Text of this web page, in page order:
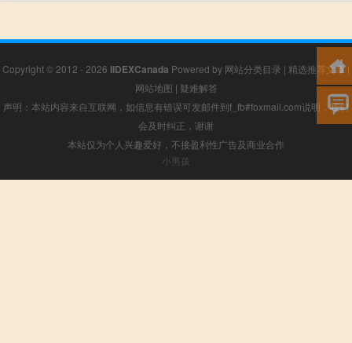
Copyright © 2012 - 2026 IIDEXCanada Powered by 网站分类目录 | 精选推荐文章|
网站地图 | 疑难解答
声明：本站内容来自互联网，如信息有错误可发邮件到f_fb#foxmail.com说明，我们
会及时纠正，谢谢
本站仅为个人兴趣爱好，不接盈利性广告及商业合作
小男孩